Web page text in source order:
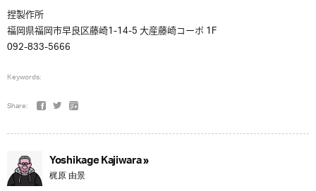
捏製作所
福岡県福岡市早良区藤崎1-14-5 大産藤崎コーポ 1F
092-833-5666
Keywords:
Share:
Yoshikage Kajiwara »
梶原 由景